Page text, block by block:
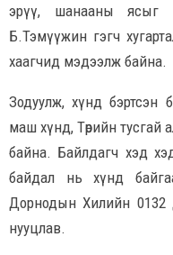
эрүү, шанааны ясыг
Б.Тэмүүжин гэгч
хаагчид мэдээлж байна.
Зодуулж, хүнд бэртсэн
маш хүнд, Төрийн тусгай
байна. Байлдагч хэд
байдал нь хүнд
Дорнодын Хилийн 0132
нууцлав.